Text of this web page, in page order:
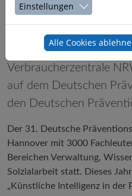
13.04.2026
Das Projekt Fakeshop-
Verbraucherzentrale
auf dem Deutschen
den Deutschen
Der 31. Deutsche
Hannover mit 3000
Bereichen Verwaltung,
Solzialarbeit statt. Dieses
„Künstliche Intelligenz in der
Einstellungen
Alle Cookies